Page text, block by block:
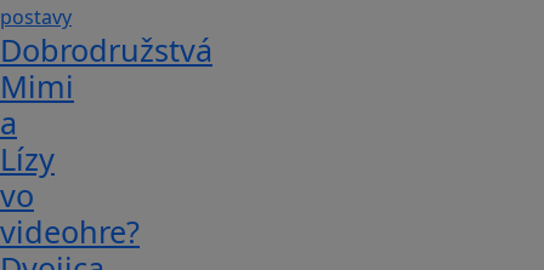
Dobrodružstvá
Mimi
a
Lízy
vo
videohre?